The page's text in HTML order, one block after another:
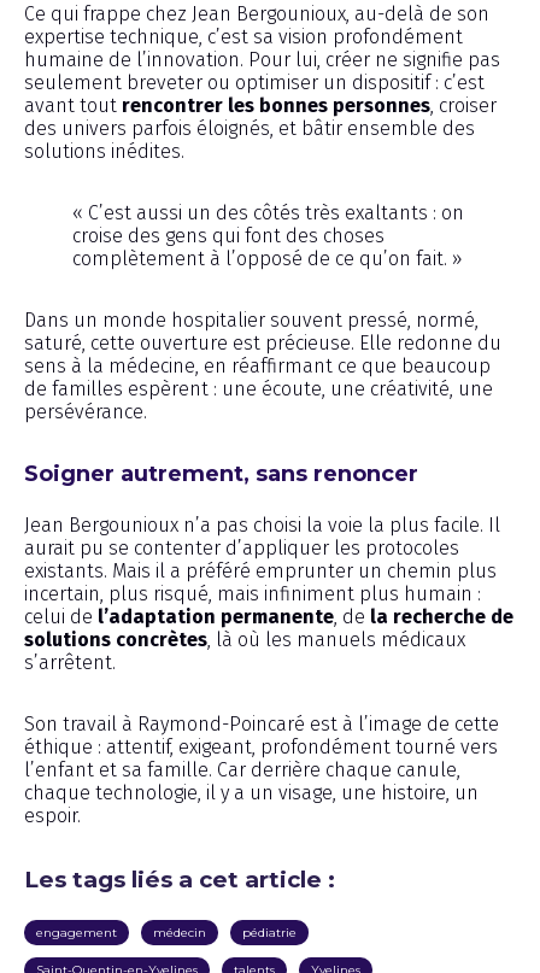
Ce qui frappe chez Jean Bergounioux, au-delà de son
expertise technique, c’est sa vision profondément
humaine de l’innovation. Pour lui, créer ne signifie pas
seulement breveter ou optimiser un dispositif : c’est
avant tout rencontrer les bonnes personnes , croiser
des univers parfois éloignés, et bâtir ensemble des
solutions inédites.
« C’est aussi un des côtés très exaltants : on
croise des gens qui font des choses
complètement à l’opposé de ce qu’on fait. »
Dans un monde hospitalier souvent pressé, normé,
saturé, cette ouverture est précieuse. Elle redonne du
sens à la médecine, en réaffirmant ce que beaucoup
de familles espèrent : une écoute, une créativité, une
persévérance.
Soigner autrement, sans renoncer
Jean Bergounioux n’a pas choisi la voie la plus facile. Il
aurait pu se contenter d’appliquer les protocoles
existants. Mais il a préféré emprunter un chemin plus
incertain, plus risqué, mais infiniment plus humain :
celui de l’adaptation permanente , de la recherche de
solutions concrètes , là où les manuels médicaux
s’arrêtent.
Son travail à Raymond-Poincaré est à l’image de cette
éthique : attentif, exigeant, profondément tourné vers
l’enfant et sa famille. Car derrière chaque canule,
chaque technologie, il y a un visage, une histoire, un
espoir.
Les tags liés a cet article :
engagement médecin pédiatrie
Saint-Quentin-en-Yvelines talents Yvelines